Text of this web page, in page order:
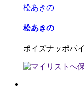
松あきの
松あきの
ポイズナッポパイ